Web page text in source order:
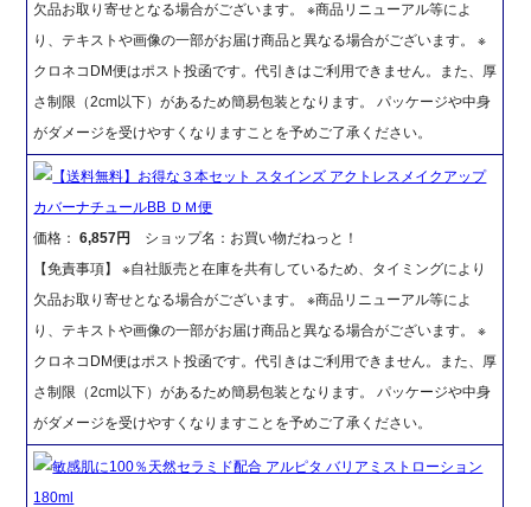
欠品お取り寄せとなる場合がございます。 ※商品リニューアル等によ
り、テキストや画像の一部がお届け商品と異なる場合がございます。 ※
クロネコDM便はポスト投函です。代引きはご利用できません。また、厚
さ制限（2cm以下）があるため簡易包装となります。 パッケージや中身
がダメージを受けやすくなりますことを予めご了承ください。
【送料無料】お得な３本セット スタインズ アクトレスメイクアップ
カバーナチュールBB ＤＭ便
価格：6,857円
ショップ名：お買い物だねっと！
【免責事項】 ※自社販売と在庫を共有しているため、タイミングにより
欠品お取り寄せとなる場合がございます。 ※商品リニューアル等によ
り、テキストや画像の一部がお届け商品と異なる場合がございます。 ※
クロネコDM便はポスト投函です。代引きはご利用できません。また、厚
さ制限（2cm以下）があるため簡易包装となります。 パッケージや中身
がダメージを受けやすくなりますことを予めご了承ください。
敏感肌に100％天然セラミド配合 アルピタ バリアミストローション
180ml